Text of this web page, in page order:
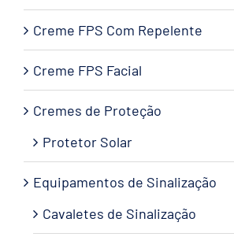
Creme FPS Com Repelente
Creme FPS Facial
Cremes de Proteção
Protetor Solar
Equipamentos de Sinalização
Cavaletes de Sinalização